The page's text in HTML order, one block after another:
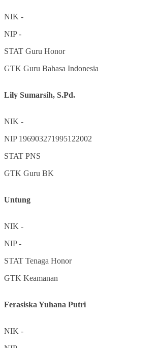
NIK -
NIP-
STAT Guru Honor
GTK Guru Bahasa Indonesia
Lily Sumarsih, S.Pd.
NIK -
NIP 196903271995122002
STAT PNS
GTK Guru BK
Untung
NIK -
NIP-
STAT Tenaga Honor
GTK Keamanan
Ferasiska Yuhana Putri
NIK -